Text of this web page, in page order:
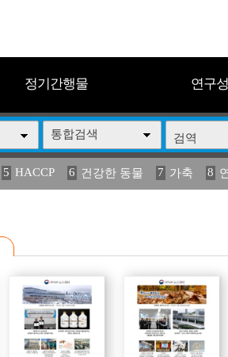
정기간행물 연구
통합검색
5 HACCP 6 건강한 동물 7 가축 8